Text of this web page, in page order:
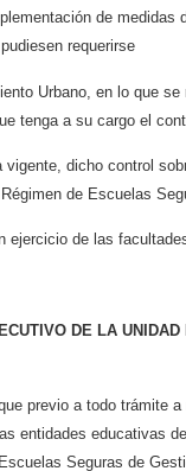
de medidas
requerirse
Urbano, en lo que
tenga a su cargo el
vigente, dicho control
Régimen de Escuelas
ejercicio de las
DE LA UNIDAD
previo a todo trámite
entidades educativas
Seguras de